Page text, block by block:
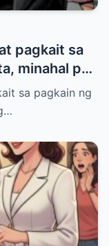
pagkait sa
minahal pa
lalaki ang
walang
na aso sa
malakas.
sa pagkain ng